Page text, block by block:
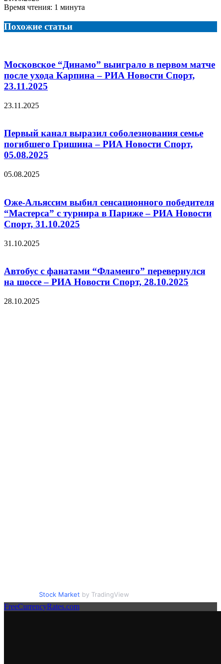
Время чтения: 1 минута
Похожие статьи
Московское “Динамо” выиграло в первом матче
после ухода Карпина – РИА Новости Спорт,
23.11.2025
23.11.2025
Первый канал выразил соболезнования семье
погибшего Гришина – РИА Новости Спорт,
05.08.2025
05.08.2025
Оже-Альяссим выбил сенсационного победителя
“Мастерса” с турнира в Париже – РИА Новости
Спорт, 31.10.2025
31.10.2025
Автобус с фанатами “Фламенго” перевернулся
на шоссе – РИА Новости Спорт, 28.10.2025
28.10.2025
Stock Market by TradingView
FreeCurrencyRates.com